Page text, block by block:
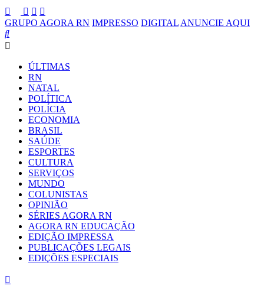
GRUPO AGORA RN IMPRESSO DIGITAL ANUNCIE AQUI
ÚLTIMAS
RN
NATAL
POLÍTICA
POLÍCIA
ECONOMIA
BRASIL
SAÚDE
ESPORTES
CULTURA
SERVIÇOS
MUNDO
COLUNISTAS
OPINIÃO
SÉRIES AGORA RN
AGORA RN EDUCAÇÃO
EDIÇÃO IMPRESSA
PUBLICAÇÕES LEGAIS
EDIÇÕES ESPECIAIS